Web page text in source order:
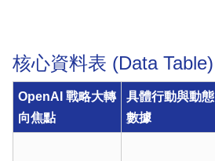
核心資料表 (Data Table)
OpenAI 戰略大轉
向焦點
具體行動與動態
數據